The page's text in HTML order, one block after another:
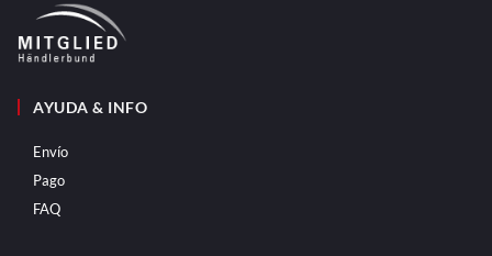
AYUDA & INFO
Envío
Pago
FAQ